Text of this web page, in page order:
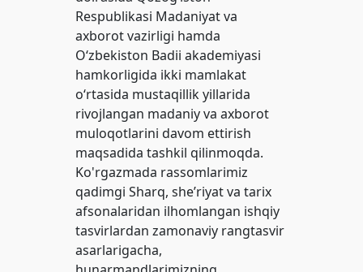
Respublikasi Madaniyat va
axborot vazirligi hamda
O‘zbekiston Badii akademiyasi
hamkorligida ikki mamlakat
o‘rtasida mustaqillik yillarida
rivojlangan madaniy va axborot
muloqotlarini davom ettirish
maqsadida tashkil qilinmoqda.
Ko'rgazmada rassomlarimiz
qadimgi Sharq, she’riyat va tarix
afsonalaridan ilhomlangan ishqiy
tasvirlardan zamonaviy rangtasvir
asarlarigacha,